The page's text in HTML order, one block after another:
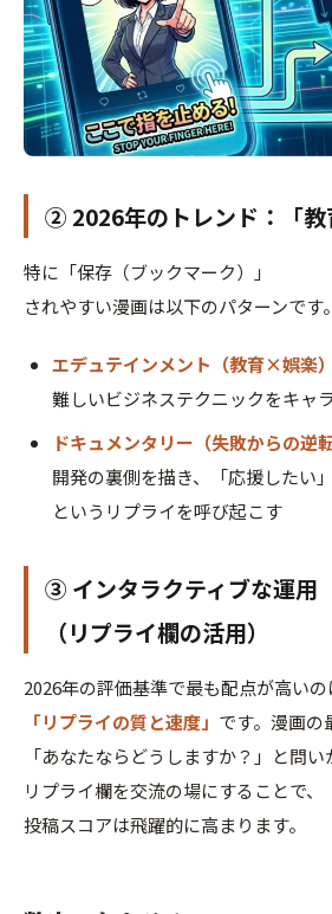
② 2026年のトレンド：「教
特に「保存（ブックマーク）」
されやすい漫画は以下のパターンです。
エデュテインメント（教育×娯楽
難しいビジネステクニックをキャ
ドキュメンタリー（失敗からの逆
開発の裏側を描き、「応援したい」
というリプライを呼び起こす
③ インタラクティブな運用
（リプライ欄の活用）
2026年の評価基準で最も配点が高いの
「リプライの質と速度」 です。漫画の
「あなたならどうしますか？」と問い
リプライ欄を交流の場にすることで、
投稿スコアは飛躍的に高まります。